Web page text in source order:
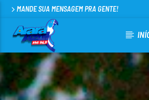
MANDE SUA MENSAGEM PRA GENTE!
100
CURRENT TRACK
ARARA AZUL FM